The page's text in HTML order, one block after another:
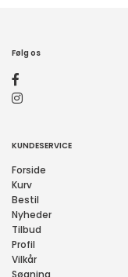
Følg os
KUNDESERVICE
Forside
Kurv
Bestil
Nyheder
Tilbud
Profil
Vilkår
Søgning